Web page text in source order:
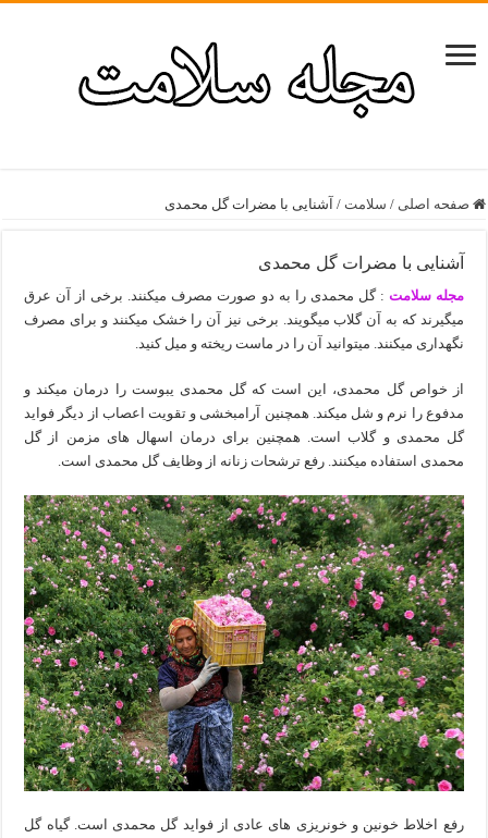
صفحه اصلی / سلامت / آشنایی با مضرات گل محمدی
آشنایی با مضرات گل محمدی
مجله سلامت : گل محمدی را به دو صورت مصرف میکنند. برخی از آن عرق
میگیرند که به آن گلاب میگویند. برخی نیز آن را خشک میکنند و برای مصرف
نگهداری میکنند. میتوانید آن را در ماست ریخته و میل کنید.
از خواص گل محمدی، این است که گل محمدی یبوست را درمان میکند و
مدفوع را نرم و شل میکند. همچنین آرامبخشی و تقویت اعصاب از دیگر فواید
گل محمدی و گلاب است. همچنین برای درمان اسهال های مزمن از گل
محمدی استفاده میکنند. رفع ترشحات زنانه از وظایف گل محمدی است.
رفع اخلاط خونین و خونریزی های عادی از فواید گل محمدی است. گیاه گل